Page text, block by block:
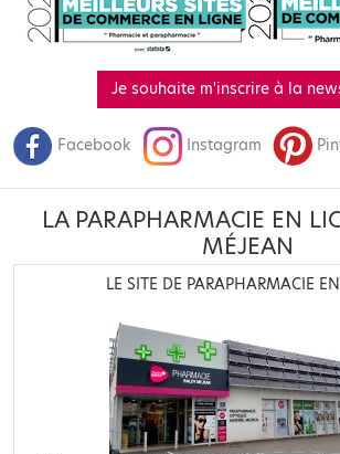
Je souhaite m'inscrire à la
Facebook Instagram
LA PARAPHARMACIE EN
MÉJEAN
LE SITE DE PARAPHARMACIE